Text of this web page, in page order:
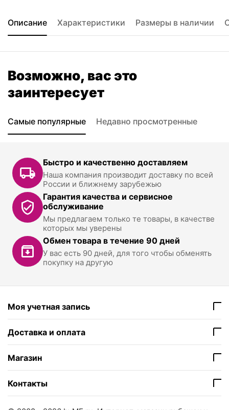
Описание Характеристики Размеры в наличии
Возможно, вас это
заинтересует
Самые популярные Недавно просмотренные
Быстро и качественно доставляем
Наша компания производит доставку по всей
России и ближнему зарубежью
Гарантия качества и сервисное
обслуживание
Мы предлагаем только те товары, в качестве
которых мы уверены
Обмен товара в течение 90 дней
У вас есть 90 дней, для того чтобы обменять
покупку на другую
Моя учетная запись
Доставка и оплата
Магазин
Контакты